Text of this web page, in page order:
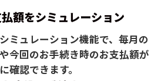
額をシミュレーション
ミュレーション機能で、毎月の
今回のお手続き時のお支払額が
確認できます。